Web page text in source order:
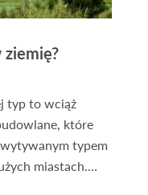
typ to wciąż
które
typem
miastach.
zakup gruntu